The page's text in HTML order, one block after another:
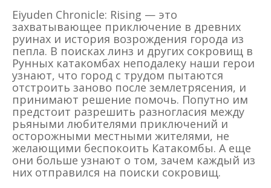
Eiyuden Chronicle: Rising — это
захватывающее приключение в древних
руинах и история возрождения города из
пепла. В поисках линз и других сокровищ в
Рунных катакомбах неподалеку наши герои
узнают, что город с трудом пытаются
отстроить заново после землетрясения, и
принимают решение помочь. Попутно им
предстоит разрешить разногласия между
рьяными любителями приключений и
осторожными местными жителями, не
желающими беспокоить Катакомбы. А еще
они больше узнают о том, зачем каждый из
них отправился на поиски сокровищ.